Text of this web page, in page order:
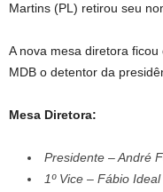
Martins (PL) retirou seu
A nova mesa diretora
MDB o detentor da
Mesa Diretora:
Presidente – André
1º Vice – Fábio